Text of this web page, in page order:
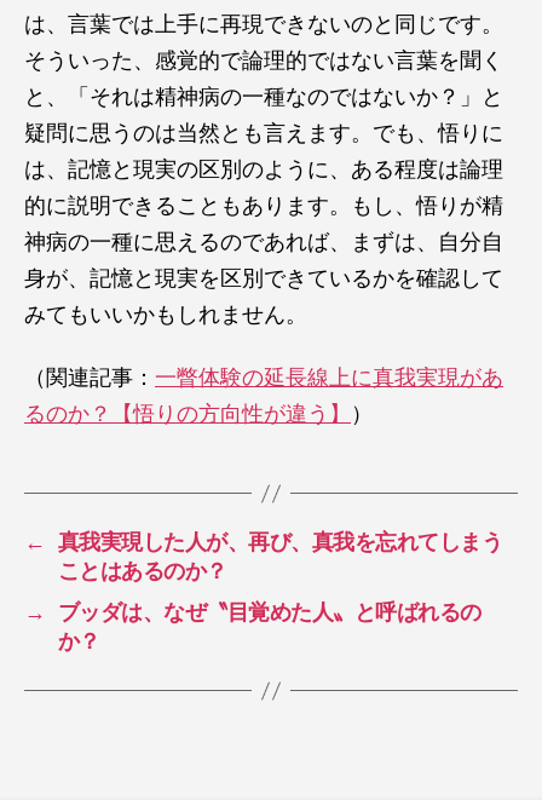
は、言葉では上手に再現できないのと同じです。
そういった、感覚的で論理的ではない言葉を聞く
と、「それは精神病の一種なのではないか？」と
疑問に思うのは当然とも言えます。でも、悟りに
は、記憶と現実の区別のように、ある程度は論理
的に説明できることもあります。もし、悟りが精
神病の一種に思えるのであれば、まずは、自分自
身が、記憶と現実を区別できているかを確認して
みてもいいかもしれません。
（関連記事： 一瞥体験の延長線上に真我実現があ
るのか？【悟りの方向性が違う】
）
←
真我実現した人が、再び、真我を忘れてしまう
ことはあるのか？
→
ブッダは、なぜ〝目覚めた人〟と呼ばれるの
か？